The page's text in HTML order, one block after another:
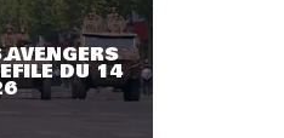
DU 14